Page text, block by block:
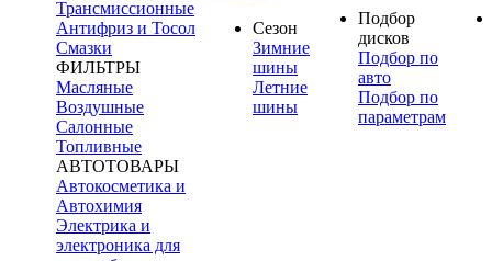
Трансмиссионные
Антифриз и Тосол
Смазки
ФИЛЬТРЫ
Масляные
Воздушные
Салонные
Топливные
АВТОТОВАРЫ
Автокосметика и
Автохимия
Электрика и
электроника для
Сезон
Зимние
шины
Летние
шины
Подбор
дисков
Подбор по
авто
Подбор по
параметрам